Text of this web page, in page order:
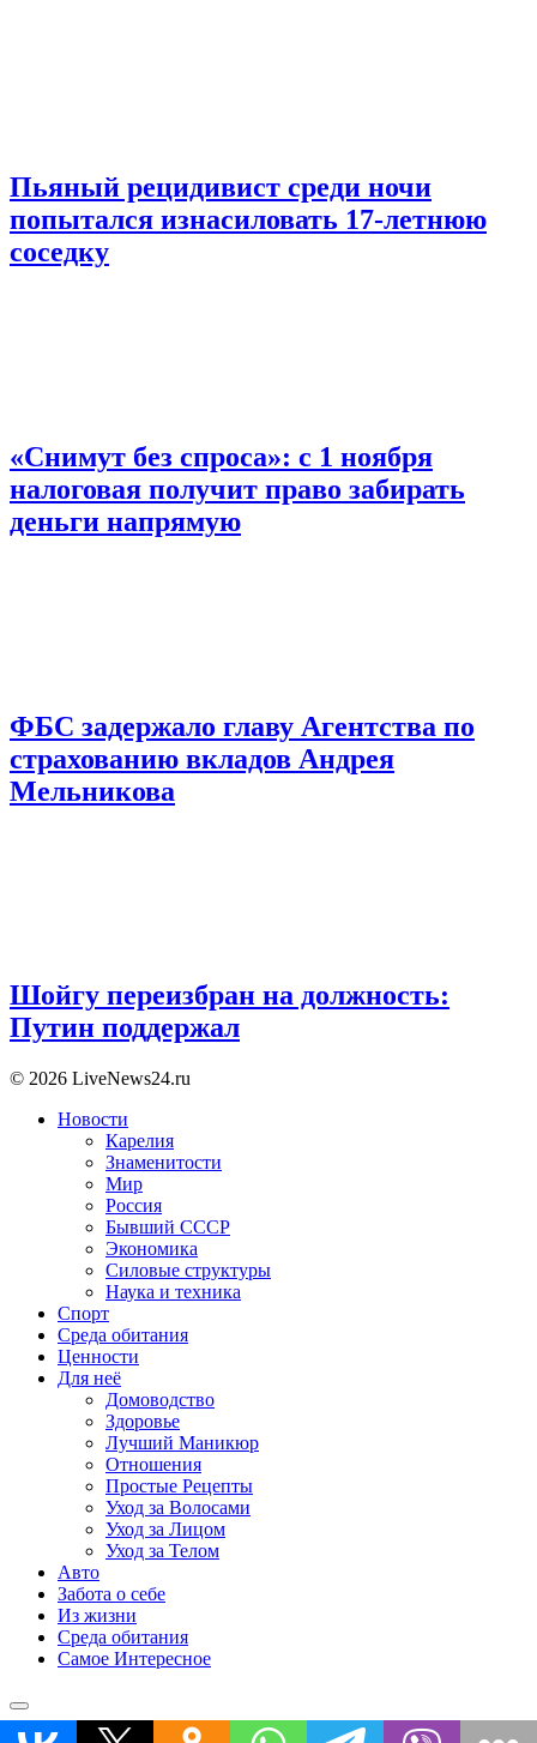
Пьяный рецидивист среди ночи
попытался изнасиловать 17-летнюю
соседку
«Снимут без спроса»: с 1 ноября
налоговая получит право забирать
деньги напрямую
ФБС задержало главу Агентства по
страхованию вкладов Андрея
Мельникова
Шойгу переизбран на должность:
Путин поддержал
© 2026 LiveNews24.ru
Новости
Карелия
Знаменитости
Мир
Россия
Бывший СССР
Экономика
Силовые структуры
Наука и техника
Спорт
Среда обитания
Ценности
Для неё
Домоводство
Здоровье
Лучший Маникюр
Отношения
Простые Рецепты
Уход за Волосами
Уход за Лицом
Уход за Телом
Авто
Забота о себе
Из жизни
Среда обитания
Самое Интересное